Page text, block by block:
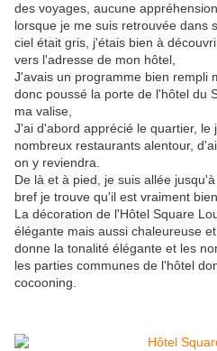
des voyages, aucune
lorsque je me suis retrouvée dans
ciel était gris, j'étais bien à
vers l'adresse de mon hôtel,
J'avais un programme bien rempli
donc poussé la porte de l'hôtel du
ma valise,
J'ai d'abord apprécié le quartier, le
nombreux restaurants alentour,
on y reviendra.
De là et à pied, je suis allée
bref je trouve qu'il est vraiment
La décoration de l'Hôtel Square
élégante mais aussi chaleureuse
donne la tonalité élégante et les
les parties communes de l'hôtel
cocooning.